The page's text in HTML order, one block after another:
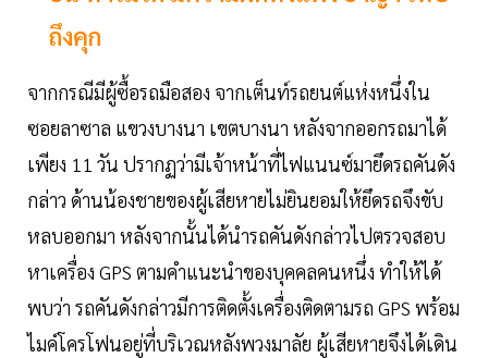
ถึงคุก
จากกรณีมีผู้ซื้อรถมือสอง จากเต็นท์รถยนต์แห่งหนึ่งใน
ซอยลาซาล แขวงบางนา เขตบางนา หลังจากออกรถมาได้
เพียง 11 วัน ปรากฏว่ามีเจ้าหน้าที่ไฟแนนซ์มายึดรถคันดัง
กล่าว ด้านน้องชายของผู้เสียหายไม่ยินยอมให้ยึดรถจึงขับ
หลบออกมา หลังจากนั้นได้นำรถคันดังกล่าวไปตรวจสอบ
หาเครื่อง GPS ตามคำแนะนำของบุคคลคนหนึ่ง ทำให้ได้
พบว่า รถคันดังกล่าวมีการติดตั้งเครื่องติดตามรถ GPS พร้อม
ไมค์โครโฟนอยู่ที่บริเวณหลังพวงมาลัย ผู้เสียหายจึงได้เดิน